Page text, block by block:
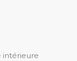
intérieure